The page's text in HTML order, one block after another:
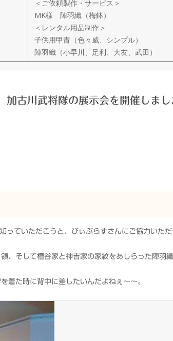
＜ご依頼製作・サービス＞
MK様 陣羽織（梅鉢）
＜レンタル用品制作＞
子供用甲冑（色々威、シンプル）
陣羽織（小早川、足利、大友、武田）
加古川武将隊の展示会を開催しま
ていただこうと、びぃぷらすさんにご協力いた
、そして槽谷家と神吉家の家紋をあしらった陣羽
着た時に背中に差したいんだよねぇ～～。